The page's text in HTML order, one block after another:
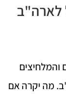
לארה"ב
והמלחיצים
מה יקרה אם